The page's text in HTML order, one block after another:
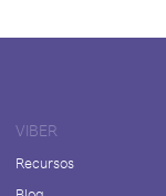
VIBER
Recursos